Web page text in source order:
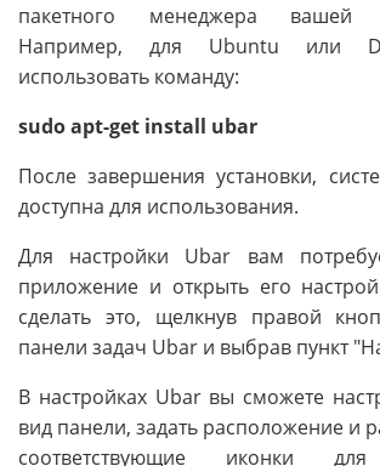
пакетного менеджера вашей
Например, для Ubuntu или
использовать команду:
sudo apt-get install ubar
После завершения установки,
доступна для использования.
Для настройки Ubar вам
приложение и открыть его
сделать это, щелкнув правой
панели задач Ubar и выбрав пункт
В настройках Ubar вы сможете
вид панели, задать расположение и
соответствующие иконки